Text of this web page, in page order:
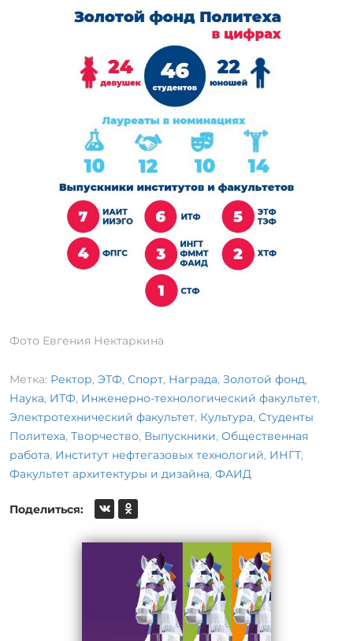
Фото Евгения Нектаркина
Метка: Ректор, ЭТФ, Спорт, Награда, Золотой фонд,
Наука, ИТФ, Инженерно-технологический факультет,
Электротехнический факультет, Культура, Студенты
Политеха, Творчество, Выпускники, Общественная
работа, Институт нефтегазовых технологий, ИНГТ,
Факультет архитектуры и дизайна, ФАИД
Поделиться: